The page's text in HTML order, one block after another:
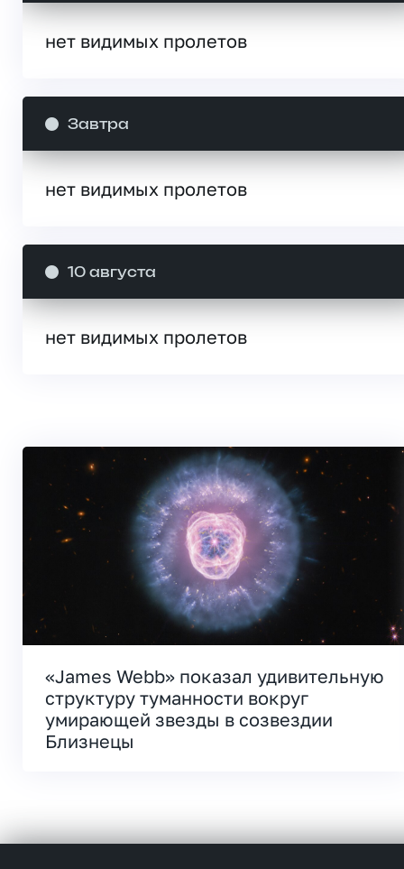
нет видимых пролетов
Завтра
нет видимых пролетов
10 августа
нет видимых пролетов
«James Webb» показал удивительную
структуру туманности вокруг
умирающей звезды в созвездии
Близнецы